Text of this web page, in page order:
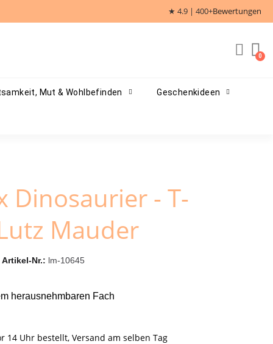
★ 4.9 | 400+Bewertungen
Mut & Wohlbefinden Geschenkideen
Dinosaurier - T-
Mauder
Artikel-Nr. lm-10645
herausnehmbaren Fach
14 Uhr bestellt, Versand am selben Tag